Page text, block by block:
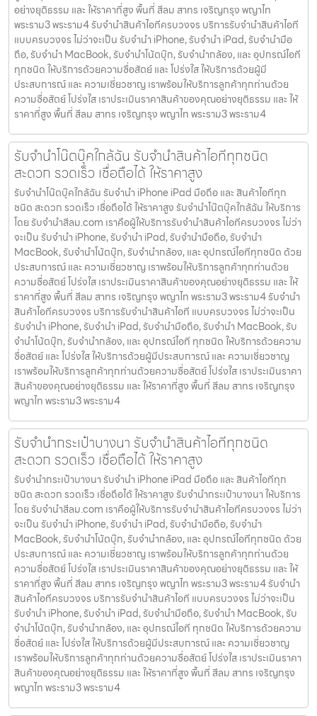
อย่างยุติธรรม และ ให้ราคาที่สูง พื้นที่ สีลม สาทร เจริญกรุง พญาไท
พระราม3 พระราม4 รับจำนำสินค้าไอทีครบวงจร บริการรับจำนำสินค้าไอที
แบบครบวงจร ไม่ว่าจะเป็น รับจำนำ iPhone, รับจำนำ iPad, รับจำนำมือ
ถือ, รับจำนำ MacBook, รับจำนำโน้ตบุ๊ก, รับจำนำกล้อง, และ อุปกรณ์ไอที
ทุกชนิด ให้บริการด้วยความซื่อสัตย์ และ โปร่งใส ให้บริการด้วยผู้มี
ประสบการณ์ และ ความเชี่ยวชาญ เราพร้อมให้บริการลูกค้าทุกท่านด้วย
ความซื่อสัตย์ โปร่งใส เราประเมินราคาสินค้าของคุณอย่างยุติธรรม และ ให้
ราคาที่สูง พื้นที่ สีลม สาทร เจริญกรุง พญาไท พระราม3 พระราม4
รับจำนำโน๊ตบุ๊คใกล้ฉัน รับจำนำสินค้าไอทีทุกชนิด
สะดวก รวดเร็ว เชื่อถือได้ ให้ราคาสูง
รับจำนำโน๊ตบุ๊คใกล้ฉัน รับจำนำ iPhone iPad มือถือ และ สินค้าไอทีทุก
ชนิด สะดวก รวดเร็ว เชื่อถือได้ ให้ราคาสูง รับจำนำโน๊ตบุ๊คใกล้ฉัน ให้บริการ
โดย รับจํานําสีลม.com เราคือผู้ให้บริการรับจำนำสินค้าไอทีครบวงจร ไม่ว่า
จะเป็น รับจำนำ iPhone, รับจำนำ iPad, รับจำนำมือถือ, รับจำนำ
MacBook, รับจำนำโน้ตบุ๊ก, รับจำนำกล้อง, และ อุปกรณ์ไอทีทุกชนิด ด้วย
ประสบการณ์ และ ความเชี่ยวชาญ เราพร้อมให้บริการลูกค้าทุกท่านด้วย
ความซื่อสัตย์ โปร่งใส เราประเมินราคาสินค้าของคุณอย่างยุติธรรม และ ให้
ราคาที่สูง พื้นที่ สีลม สาทร เจริญกรุง พญาไท พระราม3 พระราม4 รับจำนำ
สินค้าไอทีครบวงจร บริการรับจำนำสินค้าไอที แบบครบวงจร ไม่ว่าจะเป็น
รับจำนำ iPhone, รับจำนำ iPad, รับจำนำมือถือ, รับจำนำ MacBook, รับ
จำนำโน้ตบุ๊ก, รับจำนำกล้อง, และ อุปกรณ์ไอที ทุกชนิด ให้บริการด้วยความ
ซื่อสัตย์ และ โปร่งใส ให้บริการด้วยผู้มีประสบการณ์ และ ความเชี่ยวชาญ
เราพร้อมให้บริการลูกค้าทุกท่านด้วยความซื่อสัตย์ โปร่งใส เราประเมินราคา
สินค้าของคุณอย่างยุติธรรม และ ให้ราคาที่สูง พื้นที่ สีลม สาทร เจริญกรุง
พญาไท พระราม3 พระราม4
รับจำนำกระเป๋าบางนา รับจำนำสินค้าไอทีทุกชนิด
สะดวก รวดเร็ว เชื่อถือได้ ให้ราคาสูง
รับจำนำกระเป๋าบางนา รับจำนำ iPhone iPad มือถือ และ สินค้าไอทีทุก
ชนิด สะดวก รวดเร็ว เชื่อถือได้ ให้ราคาสูง รับจำนำกระเป๋าบางนา ให้บริการ
โดย รับจํานําสีลม.com เราคือผู้ให้บริการรับจำนำสินค้าไอทีครบวงจร ไม่ว่า
จะเป็น รับจำนำ iPhone, รับจำนำ iPad, รับจำนำมือถือ, รับจำนำ
MacBook, รับจำนำโน้ตบุ๊ก, รับจำนำกล้อง, และ อุปกรณ์ไอทีทุกชนิด ด้วย
ประสบการณ์ และ ความเชี่ยวชาญ เราพร้อมให้บริการลูกค้าทุกท่านด้วย
ความซื่อสัตย์ โปร่งใส เราประเมินราคาสินค้าของคุณอย่างยุติธรรม และ ให้
ราคาที่สูง พื้นที่ สีลม สาทร เจริญกรุง พญาไท พระราม3 พระราม4 รับจำนำ
สินค้าไอทีครบวงจร บริการรับจำนำสินค้าไอที แบบครบวงจร ไม่ว่าจะเป็น
รับจำนำ iPhone, รับจำนำ iPad, รับจำนำมือถือ, รับจำนำ MacBook, รับ
จำนำโน้ตบุ๊ก, รับจำนำกล้อง, และ อุปกรณ์ไอที ทุกชนิด ให้บริการด้วยความ
ซื่อสัตย์ และ โปร่งใส ให้บริการด้วยผู้มีประสบการณ์ และ ความเชี่ยวชาญ
เราพร้อมให้บริการลูกค้าทุกท่านด้วยความซื่อสัตย์ โปร่งใส เราประเมินราคา
สินค้าของคุณอย่างยุติธรรม และ ให้ราคาที่สูง พื้นที่ สีลม สาทร เจริญกรุง
พญาไท พระราม3 พระราม4